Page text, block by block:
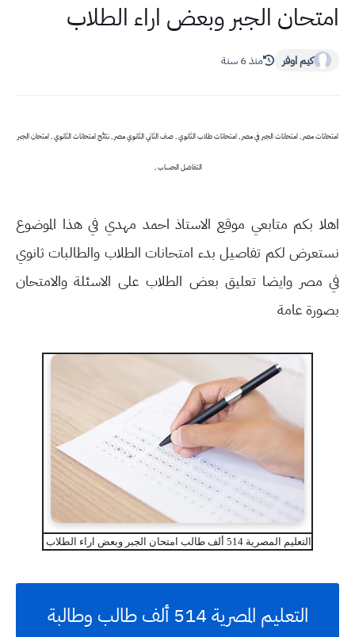
امتحان الجبر وبعض اراء الطلاب
كيم اوفر منذ 6 سنة
امتحانات مصر , امتحانات الجبر في مصر , امتحانات طلاب الثانوي , صف الثاني الثانوي مصر , نتائج امتحانات الثانوي , امتحان الجبر
التفاضل الحساب ,
اهلا بكم متابعي موقع الاستاذ احمد مهدي في هذا الموضوع
نستعرض لكم تفاصيل بدء امتحانات الطلاب والطالبات ثانوي
في مصر وايضا تعليق بعض الطلاب على الاسئلة والامتحان
بصورة عامة
التعليم المصرية 514 ألف طالب امتحان الجبر وبعض اراء الطلاب
التعليم المصرية 514 ألف طالب وطالبة